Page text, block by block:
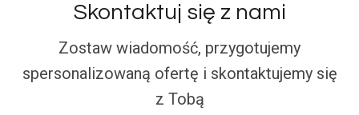
Skontaktuj się z nami
Zostaw wiadomość, przygotujemy
spersonalizowaną ofertę i skontaktujemy się
z Tobą